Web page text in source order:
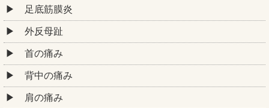
足底筋膜炎
外反母趾
首の痛み
背中の痛み
肩の痛み